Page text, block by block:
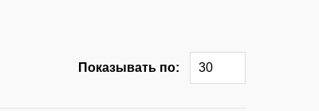
Показывать по: 30